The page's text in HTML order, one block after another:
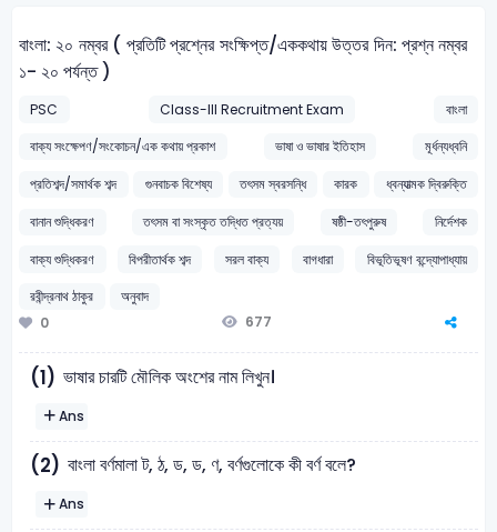
বাংলা: ২০ নম্বর ( প্রতিটি প্রশ্নের সংক্ষিপ্ত/এককথায় উত্তর দিন: প্রশ্ন নম্বর
১- ২০ পর্যন্ত )
PSC Class-III Recruitment Exam
বাংলা
বাক্য সংক্ষেপণ/সংকোচন/এক কথায় প্রকাশ
ভাষা ও ভাষার ইতিহাস
মূর্ধন্যধ্বনি
প্রতিশব্দ/সমার্থক শব্দ
গুনবাচক বিশেষ্য তৎসম স্বরসন্ধি কারক
ধ্বন্যাত্মক দ্বিরুক্তি
বানান শুদ্ধিকরণ
তৎসম বা সংস্কৃত তদ্ধিত প্রত্যয় ষষ্ঠী-তৎপুরুষ
নির্দেশক
বাক্য শুদ্ধিকরণ
বিপরীতার্থক শব্দ সরল বাক্য বাগধারা
বিভূতিভূষণ বন্দ্যোপাধ্যায়
রবীন্দ্রনাথ ঠাকুর
অনুবাদ
0
677
(1) ভাষার চারটি মৌলিক অংশের নাম লিখুন।
Ans
(2) বাংলা বর্ণমালা ট, ঠ, ড, ড, ণ, বর্ণগুলোকে কী বর্ণ বলে?
Ans